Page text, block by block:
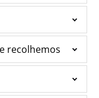
recolhemos